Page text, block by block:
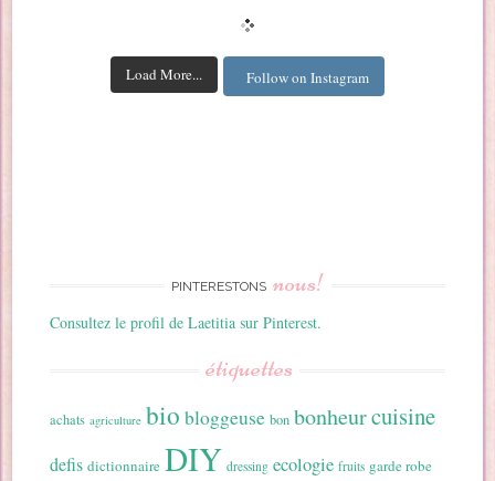
Load More... Follow on Instagram
PINTERESTONS nous!
Consultez le profil de Laetitia sur Pinterest.
étiquettes
achats agriculture bio bloggeuse bon bonheurcuisine
defis dictionnaire DIY dressing ecologie fruits garde robe